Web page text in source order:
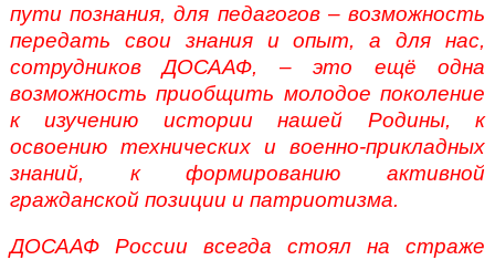
пути познания, для педагогов – возможность
передать свои знания и опыт, а для нас,
сотрудников ДОСААФ, – это ещё одна
возможность приобщить молодое поколение
к изучению истории нашей Родины, к
освоению технических и военно-прикладных
знаний, к формированию активной
гражданской позиции и патриотизма.
ДОСААФ России всегда стоял на страже